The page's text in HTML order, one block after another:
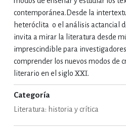
contemporánea.Desde la
heteróclita o el análisis actancial
invita a mirar la literatura desde
imprescindible para
comprender los nuevos modos de
literario en el siglo XXI.
Categoría
Literatura: historia y crítica